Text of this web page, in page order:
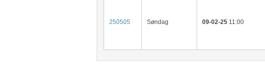
250505 Søndag 09-02-2511:00